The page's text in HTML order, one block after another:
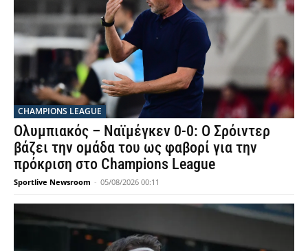
CHAMPIONS LEAGUE
Ολυμπιακός – Ναϊμέγκεν 0-0: Ο Σρόιντερ
βάζει την ομάδα του ως φαβορί για την
πρόκριση στο Champions League
Sportlive Newsroom - 05/08/2026 00:11